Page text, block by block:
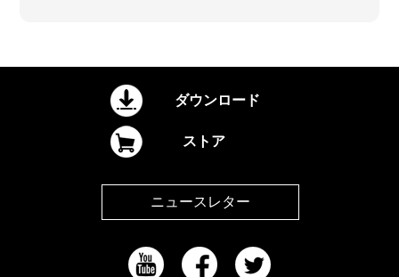
ダウンロード
ストア
ニュースレター